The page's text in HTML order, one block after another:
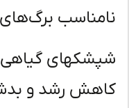
نامناسب
شپشکهای گیاهی
کاهش رشد و